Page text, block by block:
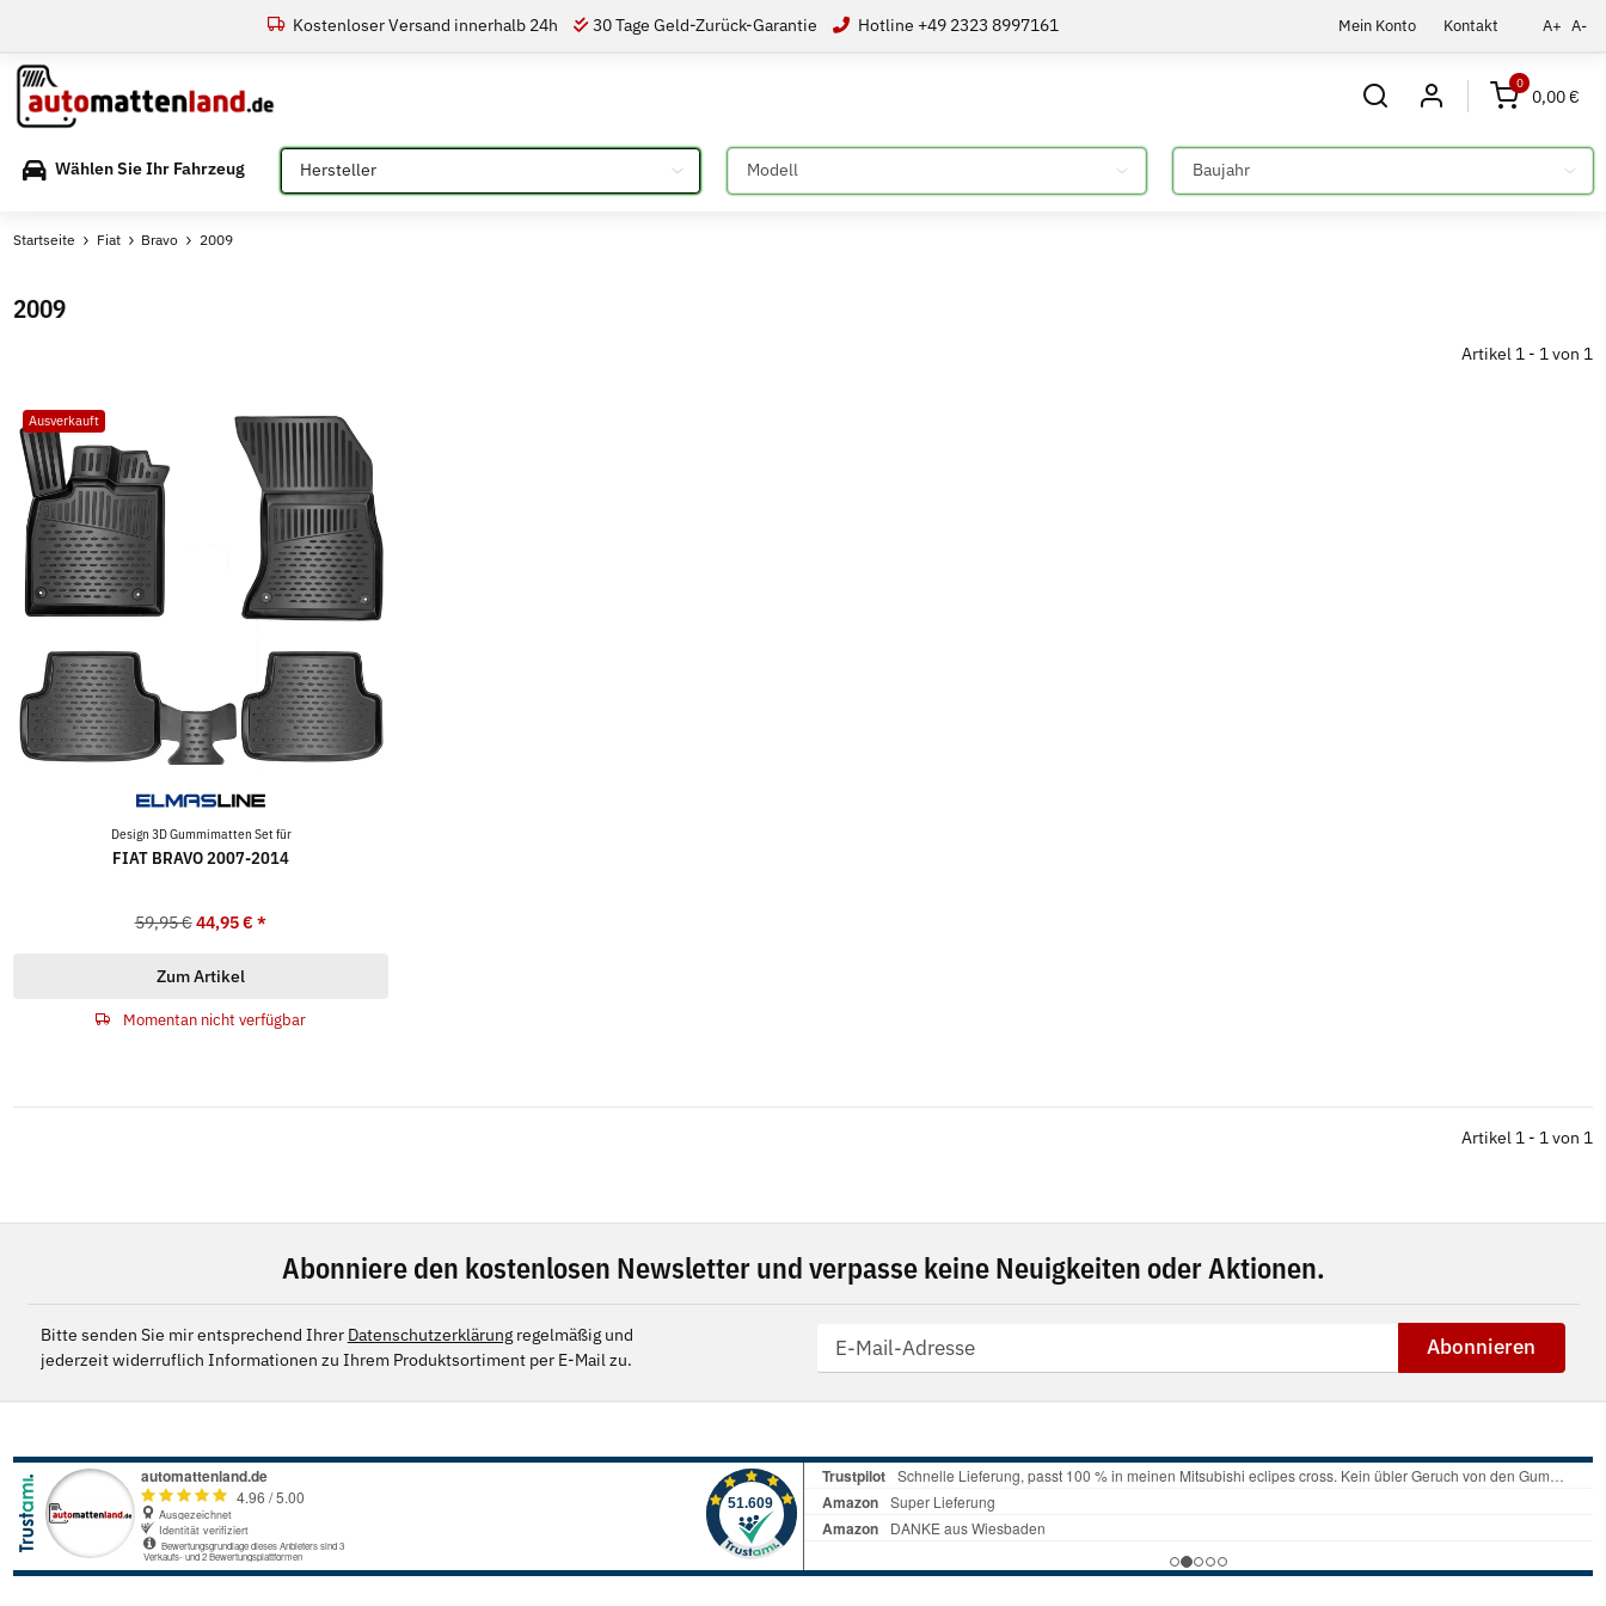
Mein Konto Kontakt A+ A-
Kostenloser Versand innerhalb 24h 30 Tage Geld-Zurück-Garantie Hotline +49 2323 8997161
0
0,00 €
Wählen Sie Ihr Fahrzeug Bitte auswählen Bitte auswählen Bitte auswählen
Startseite Fiat Bravo 2009
2009
Artikel 1 - 1 von 1
Ausverkauft
Design 3D Gummimatten Set für
FIAT BRAVO 2007-2014
59,95 € 44,95 €*
Zum Artikel
Momentan nicht verfügbar
Artikel 1 - 1 von 1
Abonniere den kostenlosen Newsletter und verpasse keine Neuigkeiten oder Aktionen.
Bitte senden Sie mir entsprechend Ihrer Datenschutzerklärungregelmäßig und
jederzeit widerruflich Informationen zu Ihrem Produktsortiment per E-Mail zu.
Abonnieren